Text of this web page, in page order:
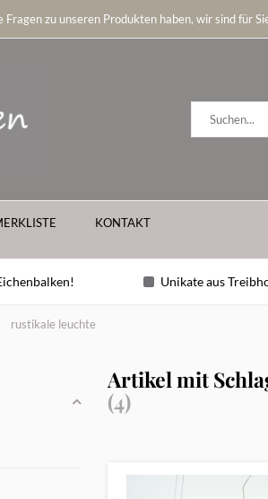
Fragen zu unseren Produkten haben, wir sind für
KONTAKT
Unikate aus
rustikale leuchte
Artikel mit
(4)